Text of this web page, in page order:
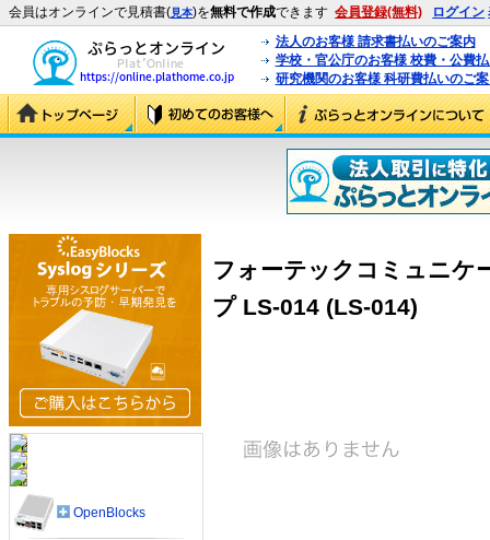
会員はオンラインで見積書(見本)を無料で作成できます 会員登録(無料) ログイン
法人のお客様 請求書払いのご案内
学校・官公庁のお客様 校費・公費
研究機関のお客様 科研費払いのご
フォーテックコミュニケ
プ LS-014 (LS-014)
OpenBlocks